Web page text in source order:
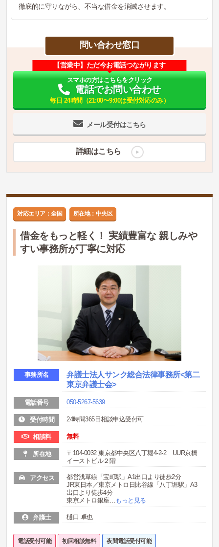
徹底的に守りながら、不当な借金を消滅させます。
問い合わせ窓口
メール受付はこちら
【営業中】ただ今お電話つながります
スマホの方はこちらをクリック
電話でお問い合わせ
毎日 24時間（21:00〜9:00は受付対応のみ）
詳細はこちら
対応エリア：全国 所在地：中央区
借金をもっと軽く！ 実績豊富な 親しみや
すい事務所が丁寧に対応
事務所名
弁護士法人サンク総合法律事務所<第二
東京弁護士会>
電話番号 050-5267-5639
受付時間 24時間365日相談申込受付可
相談料 無料
所在地
〒104-0032 東京都中央区八丁堀4-2-2 UUR京橋
イーストビル２階
アクセス
都営浅草線「宝町駅」A1出口より徒歩2分
JR東日本／東京メトロ日比谷線「八丁堀駅」A3
出口より徒歩4分
東京メトロ銀座… もっと見る
弁護士 樋口 卓也
電話受付可能 初回相談無料 夜間電話受付可能